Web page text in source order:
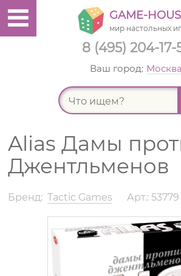
8 (495) 204-17-
GAME-
мир настольных
Ваш город: Москва
Alias Дамы
Джентльменов
Бренд: Tactic Games Арт.: 53779